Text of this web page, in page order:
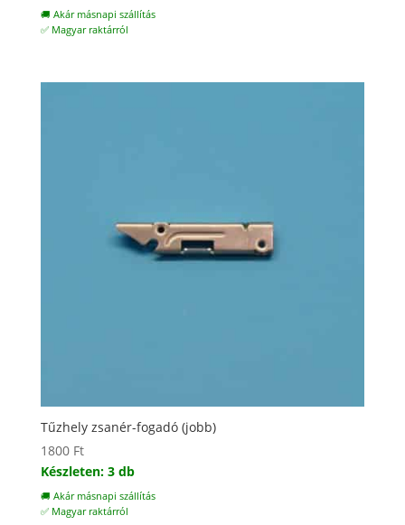
🚚 Akár másnapi szállítás
✅ Magyar raktárról
Tűzhely zsanér-fogadó (jobb)
1800 Ft
Készleten: 3 db
🚚 Akár másnapi szállítás
✅ Magyar raktárról